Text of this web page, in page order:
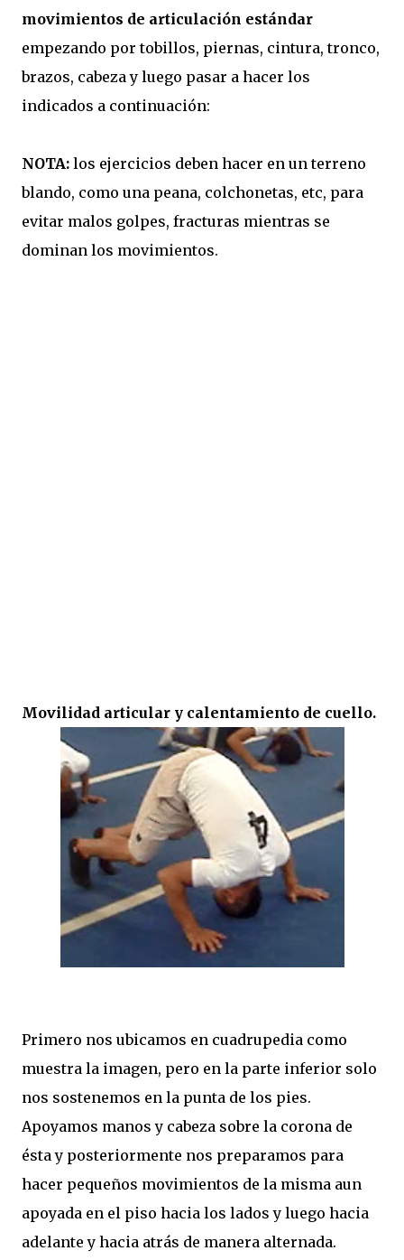
movimientos de articulación estándar
empezando por tobillos, piernas, cintura, tronco,
brazos, cabeza y luego pasar a hacer los
indicados a continuación:
NOTA: los ejercicios deben hacer en un terreno
blando, como una peana, colchonetas, etc, para
evitar malos golpes, fracturas mientras se
dominan los movimientos.
Movilidad articular y calentamiento de cuello.
Primero nos ubicamos en cuadrupedia como
muestra la imagen, pero en la parte inferior solo
nos sostenemos en la punta de los pies.
Apoyamos manos y cabeza sobre la corona de
ésta y posteriormente nos preparamos para
hacer pequeños movimientos de la misma aun
apoyada en el piso hacia los lados y luego hacia
adelante y hacia atrás de manera alternada.